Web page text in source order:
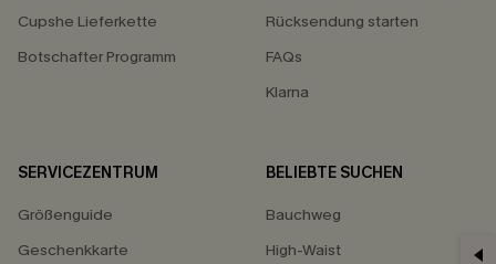
Cupshe Lieferkette
Botschafter Programm
Rücksendung starten
FAQs
Klarna
SERVICEZENTRUM
Größenguide
Geschenkkarte
BELIEBTE SUCHEN
Bauchweg
High-Waist